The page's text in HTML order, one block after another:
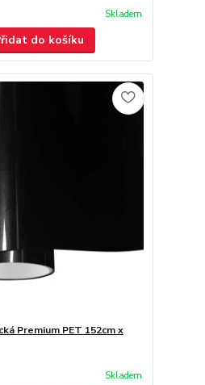
Skladem
do košíku
Premium PET 152cm x
Skladem